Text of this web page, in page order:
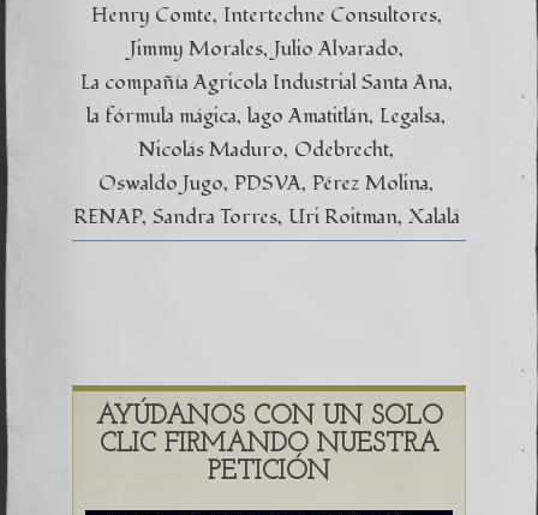
Henry Comte Intertechne Consultores
Jimmy Morales Julio Alvarado
La compañía Agricola Industrial Santa Ana
la fórmula mágica lago Amatitlán Legalsa
Nicolás Maduro Odebrecht
Oswaldo Jugo PDSVA Pérez Molina
RENAP Sandra Torres Uri Roitman Xalalá
AYÚDANOS CON UN SOLO
CLIC FIRMANDO NUESTRA
PETICIÓN